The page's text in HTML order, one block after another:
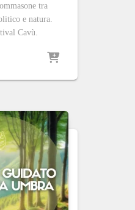
tra
e natura.
Cavù.